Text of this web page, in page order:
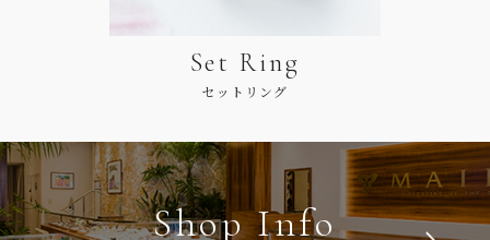
Set Ring
セットリング
Shop Info